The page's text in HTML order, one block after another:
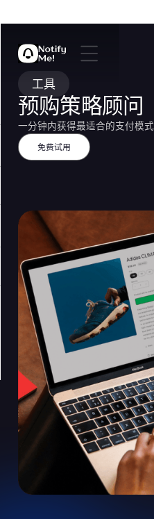
工具
预购策略顾问
一分钟内获得最适合的支付模式
免费试用